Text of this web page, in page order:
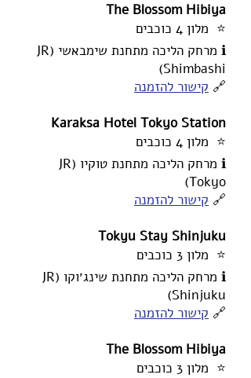
The Blossom Hibiya
⭐ מלון 4 כוכבים
ℹ️ מרחק הליכה מתחנת שימבאשי (JR
Shimbashi)
🔗 קישור להזמנה
Karaksa Hotel Tokyo Station
⭐ מלון 4 כוכבים
ℹ️ מרחק הליכה מתחנת טוקיו (JR
Tokyo)
🔗 קישור להזמנה
Tokyu Stay Shinjuku
⭐ מלון 3 כוכבים
ℹ️ מרחק הליכה מתחנת שינג׳וקו (JR
Shinjuku)
🔗 קישור להזמנה
The Blossom Hibiya
⭐ מלון 3 כוכבים